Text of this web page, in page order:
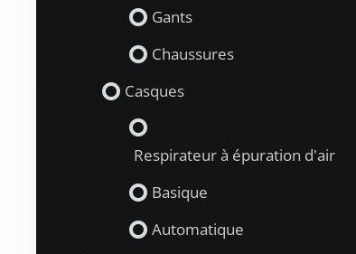
Gants
Chaussures
Casques
Respirateur à épuration d'air
Basique
Automatique